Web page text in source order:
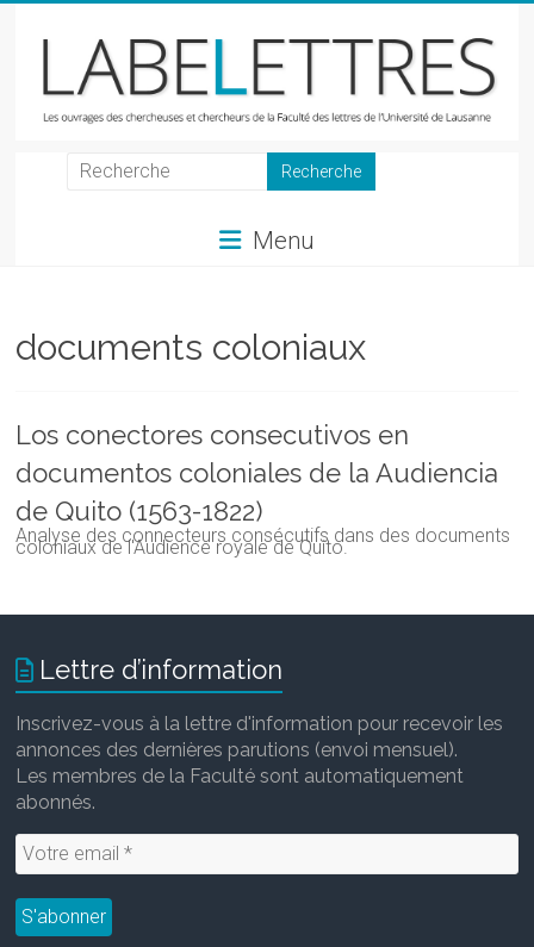
LabeLettres
et
chercheurs
Faculté
des
lettres
Menu
documents coloniaux
Los conectores consecutivos en
documentos coloniales de la Audiencia
de Quito (1563-1822)
Analyse des connecteurs consécutifs dans des documents
coloniaux de l'Audience royale deQuito.
Lettre d’information
Inscrivez-vous à la lettre d'information pour recevoir les
annonces des dernières parutions (envoi mensuel).
Les membres de la Faculté sont automatiquement
abonnés.